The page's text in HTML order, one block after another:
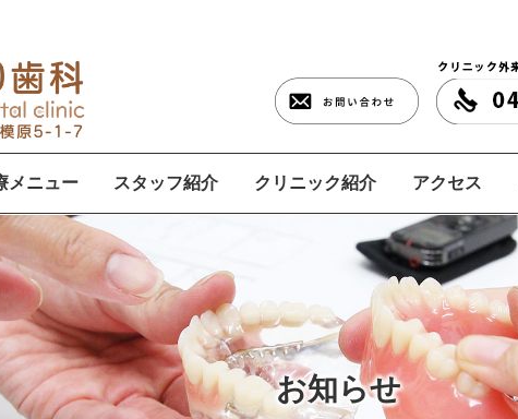
メニュー スタッフ紹介 クリニック紹介 アクセス
お知らせ